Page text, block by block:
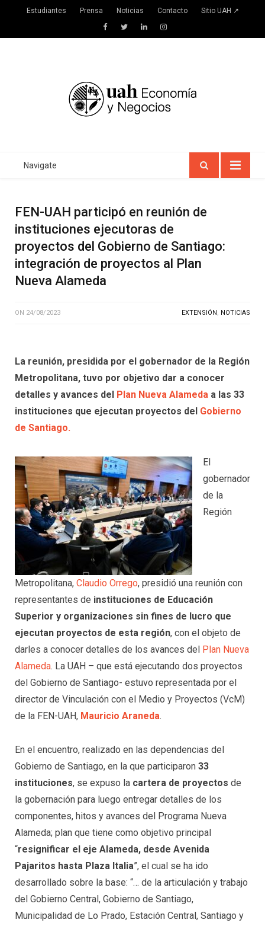
Estudiantes Prensa Noticias Contacto Sitio UAH ↗
FacebookTwitterLinkedInInstagram
Navigate
FEN-UAH participó en reunión de
instituciones ejecutoras de
proyectos del Gobierno de Santiago:
integración de proyectos al Plan
Nueva Alameda
ON 24/08/2023 EXTENSIÓN, NOTICIAS
La reunión, presidida por el gobernador de la Región
Metropolitana, tuvo por objetivo dar a conocer
detalles y avances del Plan Nueva Alameda a las 33
instituciones que ejecutan proyectos del Gobierno
de Santiago.
El
gobernador
de la
Región
Metropolitana, Claudio Orrego, presidió una reunión con
representantes de instituciones de Educación
Superior y organizaciones sin fines de lucro que
ejecutan proyectos de esta región, con el objeto de
darles a conocer detalles de los avances del Plan Nueva
Alameda. La UAH – que está ejecutando dos proyectos
del Gobierno de Santiago- estuvo representada por el
director de Vinculación con el Medio y Proyectos (VcM)
de la FEN-UAH, Mauricio Araneda.
En el encuentro, realizado en las dependencias del
Gobierno de Santiago, en la que participaron 33
instituciones, se expuso la cartera de proyectos de
la gobernación para luego entregar detalles de los
componentes, hitos y avances del Programa Nueva
Alameda; plan que tiene como objetivo principal
“resignificar el eje Alameda, desde Avenida
Pajaritos hasta Plaza Italia”, el cual se ha ido
desarrollado sobre la base: “… de la articulación y trabajo
del Gobierno Central, Gobierno de Santiago,
Municipalidad de Lo Prado, Estación Central, Santiago y